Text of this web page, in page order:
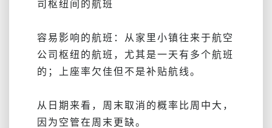
司枢纽间的航班
容易影响的航班：从家里小镇往来于航空
公司枢纽的航班，尤其是一天有多个航班
的；上座率欠佳但不是补贴航线。
从日期来看，周末取消的概率比周中大，
因为空管在周末更缺。